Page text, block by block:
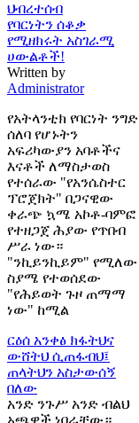
ህብረተሰብ
የባርነትን ሰቆቃ
የሚዘክሩት አስገራሚ
ሀውልቶች!
Written by
Administrator
የአትላንቲክ የባርነት ንግድ
ሰለባ የሆኑትን
አፍሪካውያን አባቶችና
እናቶች ለማስታወስ
የተሰራው "የአንሴስተር
ፕሮጀክት" በጋናዊው
ቀራጭ ኳሜ አኮቶ-ባምፎ
የተዘጋጀ ሕያው የጥበብ
ሥራ ነው።
"ንኪይንኪይም" የሚለው
ስያሜ የተወሰደው
"የሕይወት ጉዞ ጠማማ
ነው" ከሚል
ርዕሰ አንቀፅ ክፋትህና
ውሸትህ ሲጠፋብህ፤
ጠላትህን አስታውሰኝ
በለው
አንድ ንጉሥ አንድ ብልህ